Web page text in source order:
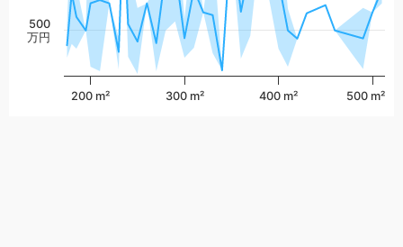
200 m² 300 m² 400 m² 500 m²
500
万円